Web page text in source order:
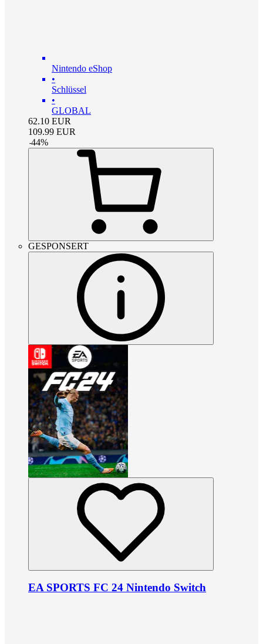
Nintendo eShop
•
Schlüssel
•
GLOBAL
62.10 EUR
109.99 EUR
-44%
GESPONSERT
EA SPORTS FC 24 Nintendo Switch